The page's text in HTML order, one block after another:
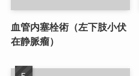
血管内塞栓術（左下肢小伏
在静脈瘤）